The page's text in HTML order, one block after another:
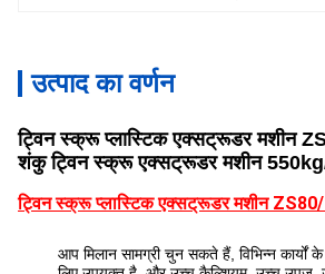
उत्पाद का वर्णन
ट्विन स्क्रू प्लास्टिक एक्सट्रूडर मशीन
शंकु ट्विन स्क्रू एक्सट्रूडर मशीन
ट्विन स्क्रू प्लास्टिक एक्सट्रूडर मशीन
आप मिलान सामग्री चुन सकते हैं, विभिन्न कार्यों